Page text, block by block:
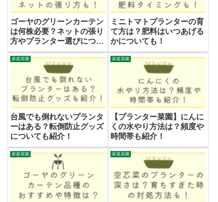
ゴーヤのグリーンカーテン
は何株必要？ネットの張り
方やプランター選びについ
ても！
ミニトマトプランターの育
て方は？肥料はいつあげる
かについても！
家庭菜園
台風でも倒れないプランタ
ーはある？転倒防止グッズ
についても紹介！
家庭菜園
【プランター菜園】にんに
くの水やり方法は？頻度や
時間帯も紹介！
家庭菜園 家庭菜園